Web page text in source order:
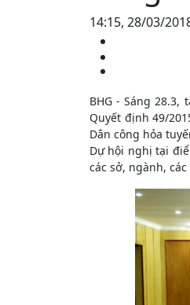
14:15, 28/03/
BHG - Sáng
Quyết định 49/
Dân công hỏa
Dự hội nghị tại
các sở, ngành,